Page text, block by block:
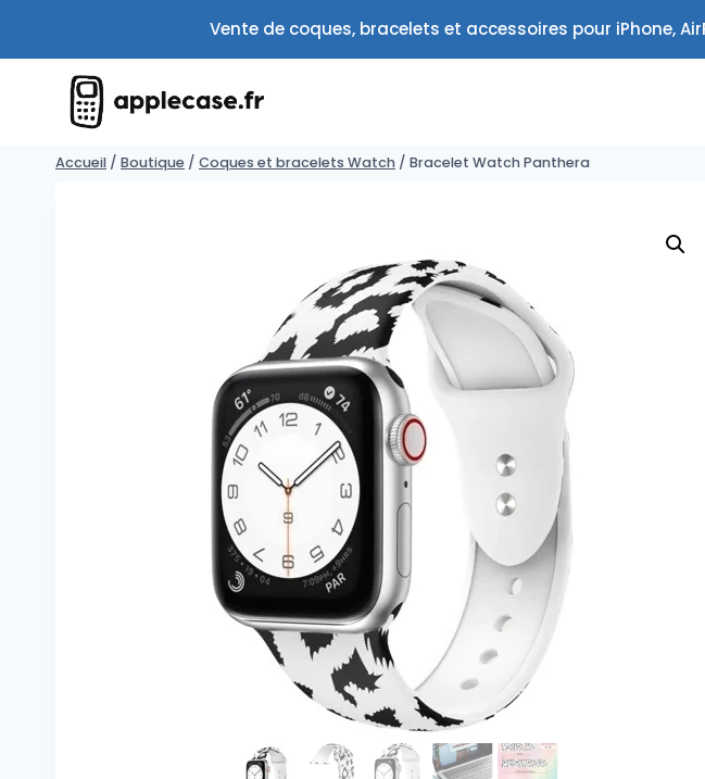
contenu
Vente de coques, bracelets et accessoires pour iPhone,
Accueil / Boutique / Coques et bracelets Watch / Bracelet Watch Panthera